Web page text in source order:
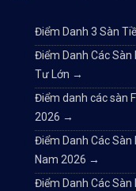
Điểm Danh 3 Sàn
Điểm Danh Các Sàn
Tư Lớn →
Điểm danh các sàn
2026 →
Điểm Danh Các
Nam 2026 →
Điểm Danh Các Sàn